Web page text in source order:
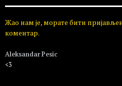
Жао нам је, морате бити
коментар.
Aleksandar Pesic
<3